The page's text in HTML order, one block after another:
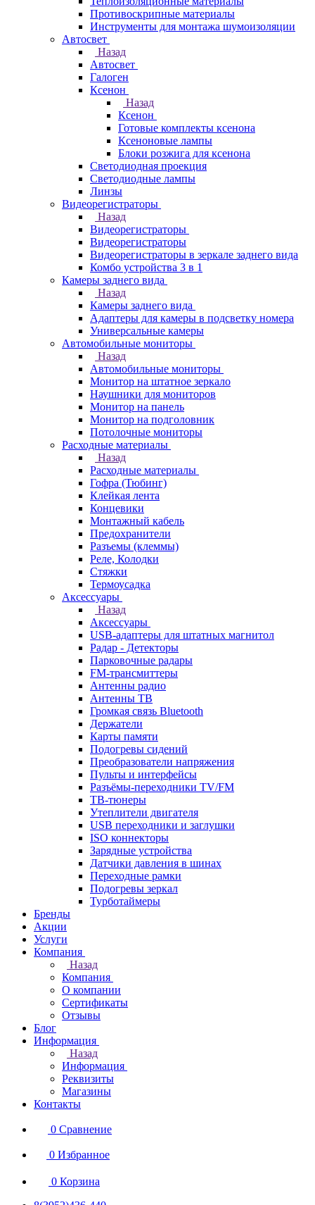
Противоскрипные материалы
Инструменты для монтажа шумоизоляции
Автосвет
Назад
Автосвет
Галоген
Ксенон
Назад
Ксенон
Готовые комплекты ксенона
Ксеноновые лампы
Блоки розжига для ксенона
Светодиодная проекция
Светодиодные лампы
Линзы
Видеорегистраторы
Назад
Видеорегистраторы
Видеорегистраторы
Видеорегистраторы в зеркале заднего вида
Комбо устройства 3 в 1
Камеры заднего вида
Назад
Камеры заднего вида
Адаптеры для камеры в подсветку номера
Универсальные камеры
Автомобильные мониторы
Назад
Автомобильные мониторы
Монитор на штатное зеркало
Наушники для мониторов
Монитор на панель
Монитор на подголовник
Потолочные мониторы
Расходные материалы
Назад
Расходные материалы
Гофра (Тюбинг)
Клейкая лента
Концевики
Монтажный кабель
Предохранители
Разъемы (клеммы)
Реле, Колодки
Стяжки
Термоусадка
Аксессуары
Назад
Аксессуары
USB-адаптеры для штатных магнитол
Радар - Детекторы
Парковочные радары
FM-трансмиттеры
Антенны радио
Антенны ТВ
Громкая связь Bluetooth
Держатели
Карты памяти
Подогревы сидений
Преобразователи напряжения
Пульты и интерфейсы
Разъёмы-переходники TV/FM
ТВ-тюнеры
Утеплители двигателя
USB переходники и заглушки
ISO коннекторы
Зарядные устройства
Датчики давления в шинах
Переходные рамки
Подогревы зеркал
Турботаймеры
Бренды
Акции
Услуги
Компания
Назад
Компания
О компании
Сертификаты
Отзывы
Блог
Информация
Назад
Информация
Реквизиты
Магазины
Контакты
0 Сравнение
0 Избранное
0 Корзина